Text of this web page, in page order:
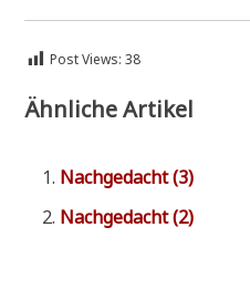
Post Views: 38
Ähnliche Artikel
Nach­ge­dacht (3)
Nach­ge­dacht (2)